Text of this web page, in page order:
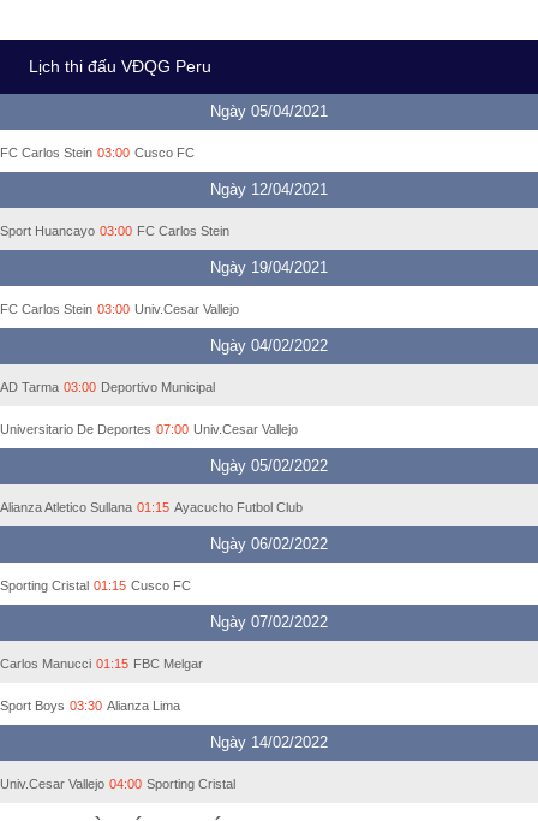
Lịch thi đấu VĐQG Peru
Ngày 05/04/2021
FC Carlos Stein 03:00 Cusco FC
Ngày 12/04/2021
Sport Huancayo 03:00 FC Carlos Stein
Ngày 19/04/2021
FC Carlos Stein 03:00 Univ.Cesar Vallejo
Ngày 04/02/2022
AD Tarma 03:00 Deportivo Municipal
Universitario De Deportes 07:00 Univ.Cesar Vallejo
Ngày 05/02/2022
Alianza Atletico Sullana 01:15 Ayacucho Futbol Club
Ngày 06/02/2022
Sporting Cristal 01:15 Cusco FC
Ngày 07/02/2022
Carlos Manucci 01:15 FBC Melgar
Sport Boys 03:30 Alianza Lima
Ngày 14/02/2022
Univ.Cesar Vallejo 04:00 Sporting Cristal